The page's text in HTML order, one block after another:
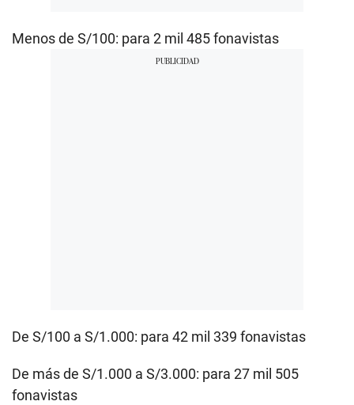
Menos de S/100: para 2 mil 485 fonavistas
De S/100 a S/1.000: para 42 mil 339 fonavistas
De más de S/1.000 a S/3.000: para 27 mil 505
fonavistas